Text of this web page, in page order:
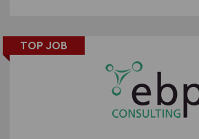
TOP JOB